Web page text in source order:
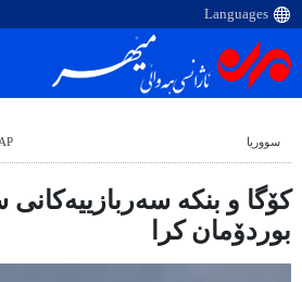
سووریا AP ١٤٠٤ خەرمانان ١٨ ٠٨:٠٦
کۆگا و بنکە
بوردۆمان کرا